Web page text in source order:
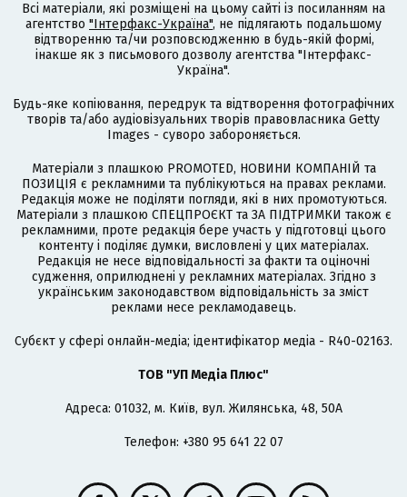
Всі матеріали, які розміщені на цьому сайті із посиланням на
агентство "Інтерфакс-Україна", не підлягають подальшому
відтворенню та/чи розповсюдженню в будь-якій формі,
інакше як з письмового дозволу агентства "Інтерфакс-
Україна".
Будь-яке копіювання, передрук та відтворення фотографічних
творів та/або аудіовізуальних творів правовласника Getty
Images - суворо забороняється.
Матеріали з плашкою PROMOTED, НОВИНИ КОМПАНІЙ та
ПОЗИЦІЯ є рекламними та публікуються на правах реклами.
Редакція може не поділяти погляди, які в них промотуються.
Матеріали з плашкою СПЕЦПРОЄКТ та ЗА ПІДТРИМКИ також є
рекламними, проте редакція бере участь у підготовці цього
контенту і поділяє думки, висловлені у цих матеріалах.
Редакція не несе відповідальності за факти та оціночні
судження, оприлюднені у рекламних матеріалах. Згідно з
українським законодавством відповідальність за зміст
реклами несе рекламодавець.
Cубєкт у сфері онлайн-медіа; ідентифікатор медіа - R40-02163.
ТОВ "УП Медіа Плюс"
Адреса: 01032, м. Київ, вул. Жилянська, 48, 50А
Телефон: +380 95 641 22 07